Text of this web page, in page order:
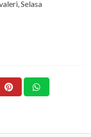
Selasa